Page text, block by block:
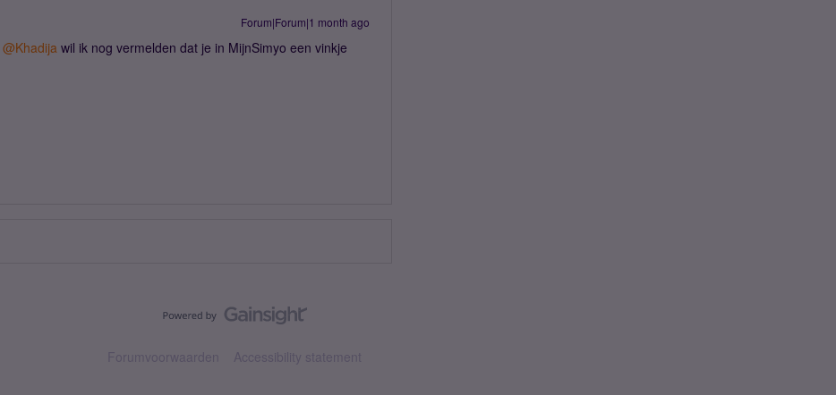
Forum|Forum|1 month ago
@Khadija wil ik nog vermelden dat je in MijnSimyo een vinkje
Forumvoorwaarden Accessibility statement